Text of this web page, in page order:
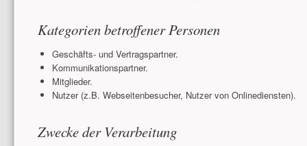
Kategorien betroffener Personen
Geschäfts- und Vertragspartner.
Kommunikationspartner.
Mitglieder.
Nutzer (z.B. Webseitenbesucher, Nutzer von Onlinediensten).
Zwecke der Verarbeitung